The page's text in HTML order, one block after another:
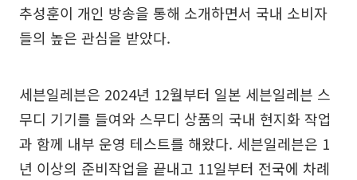
추성훈이 개인 방송을 통해 소개하면서 국내 소비자
들의 높은 관심을 받았다.
세븐일레븐은 2024년 12월부터 일본 세븐일레븐 스
무디 기기를 들여와 스무디 상품의 국내 현지화 작업
과 함께 내부 운영 테스트를 해왔다. 세븐일레븐은 1
년 이상의 준비작업을 끝내고 11일부터 전국에 차례